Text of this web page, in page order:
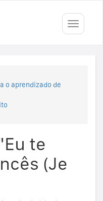
Toggle
o aprendizado de
te
(Je